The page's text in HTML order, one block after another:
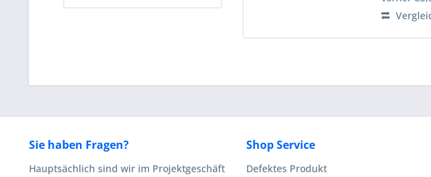
Sie haben Fragen?
Hauptsächlich sind wir im Projektgeschäft
Shop Service
Defektes Produkt